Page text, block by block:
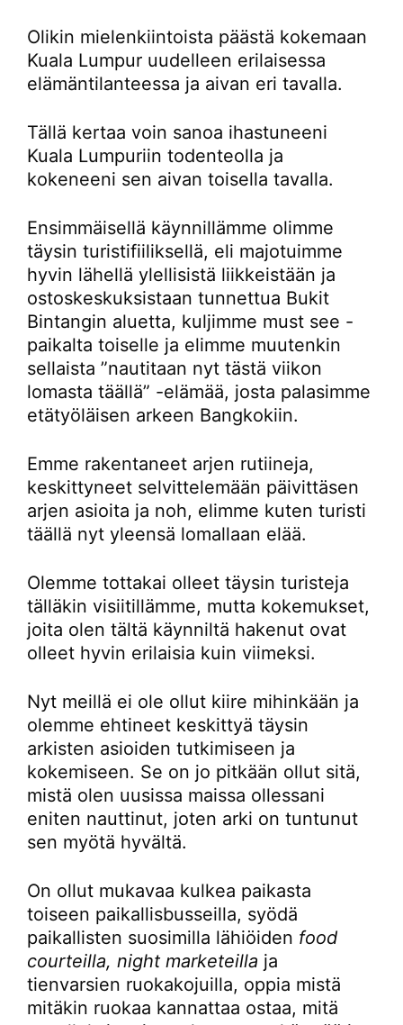
Olikin mielenkiintoista päästä kokemaan
Kuala Lumpur uudelleen erilaisessa
elämäntilanteessa ja aivan eri tavalla.
Tällä kertaa voin sanoa ihastuneeni
Kuala Lumpuriin todenteolla ja
kokeneeni sen aivan toisella tavalla.
Ensimmäisellä käynnillämme olimme
täysin turistifiiliksellä, eli majotuimme
hyvin lähellä ylellisistä liikkeistään ja
ostoskeskuksistaan tunnettua Bukit
Bintangin aluetta, kuljimme must see -
paikalta toiselle ja elimme muutenkin
sellaista ”nautitaan nyt tästä viikon
lomasta täällä” -elämää, josta palasimme
etätyöläisen arkeen Bangkokiin.
Emme rakentaneet arjen rutiineja,
keskittyneet selvittelemään päivittäsen
arjen asioita ja noh, elimme kuten turisti
täällä nyt yleensä lomallaan elää.
Olemme tottakai olleet täysin turisteja
tälläkin visiitillämme, mutta kokemukset,
joita olen tältä käynniltä hakenut ovat
olleet hyvin erilaisia kuin viimeksi.
Nyt meillä ei ole ollut kiire mihinkään ja
olemme ehtineet keskittyä täysin
arkisten asioiden tutkimiseen ja
kokemiseen. Se on jo pitkään ollut sitä,
mistä olen uusissa maissa ollessani
eniten nauttinut, joten arki on tuntunut
sen myötä hyvältä.
On ollut mukavaa kulkea paikasta
toiseen paikallisbusseilla, syödä
paikallisten suosimilla lähiöiden food
courteilla, night marketeilla ja
tienvarsien ruokakojuilla, oppia mistä
mitäkin ruokaa kannattaa ostaa, mitä